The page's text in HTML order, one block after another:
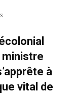
ministre
à
vital de